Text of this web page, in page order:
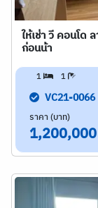
ให้เช่า วี คอนโด
ก่อนน้า
1 1
VC21-0066
ราคา (บาท)
1,200,000